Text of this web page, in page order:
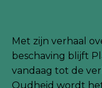
Met zijn verhaal
beschaving blijft
vandaag tot de
Oudheid wordt